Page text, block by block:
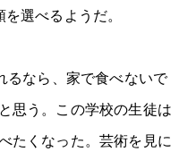
選べるようだ。
るなら、家で食べないで
思う。この学校の生徒は
たくなった。芸術を見に